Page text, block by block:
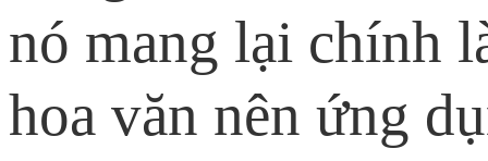
nó mang lại chính
hoa văn nên ứng